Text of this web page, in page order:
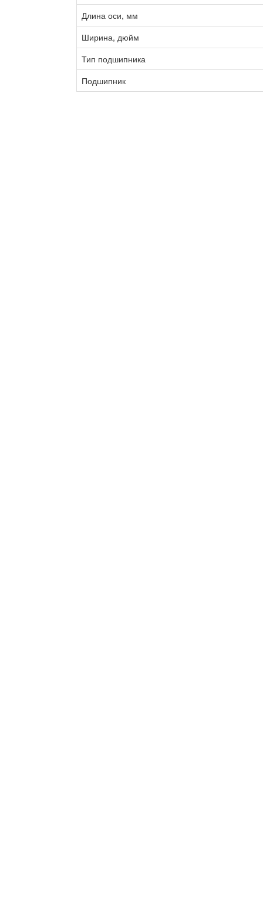
Длина оси, мм
Ширина, дюйм
Тип подшипника
Подшипник